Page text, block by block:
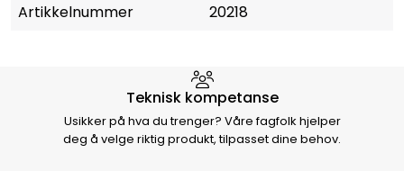
Artikkelnummer
20218
Hvorfor velge Storm Halvorsen
Teknisk kompetanse
Usikker på hva du trenger? Våre fagfolk hjelper
deg å velge riktig produkt, tilpasset dine behov.